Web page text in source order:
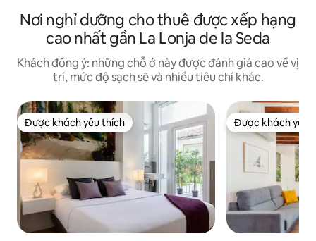
Nơi nghỉ dưỡng cho thuê được xếp hạng
cao nhất gần La Lonja de la Seda
Khách đồng ý: những chỗ ở này được đánh giá cao về vị
trí, mức độ sạch sẽ và nhiều tiêu chí khác.
Được khách yêu thích
Được khách yêu thích Được khách yêu
Được khách yêu